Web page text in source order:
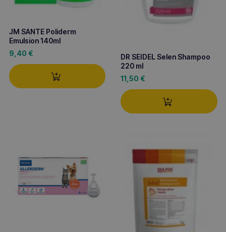
JM SANTE Poliderm
Emulsion 140ml
9,40 €
DR SEIDEL Selen Shampoo
220 ml
11,50 €